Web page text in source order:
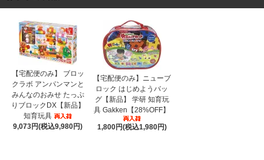
【宅配便のみ】 ブロッ
クラボ アンパンマンと
みんなのおみせ たっぷ
りブロックDX【新品】
知育玩具
9,073円(税込9,980円)
【宅配便のみ】ニューブ
ロック はじめようバッ
グ【新品】 学研 知育玩
具 Gakken【28%OFF】
1,800円(税込1,980円)